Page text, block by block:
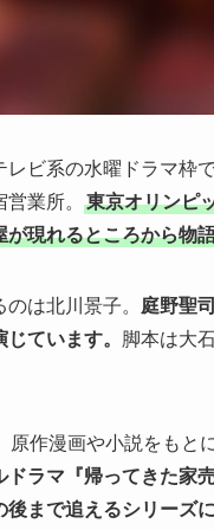
レビ系の水曜ドラマ
業所。
東京オリンピ
現れるところから物
は北川景子。 庭野聖
ています。 脚本は大
原作漫画や小説をもと
ドラマ『帰ってきた家
まで追えるシリーズ